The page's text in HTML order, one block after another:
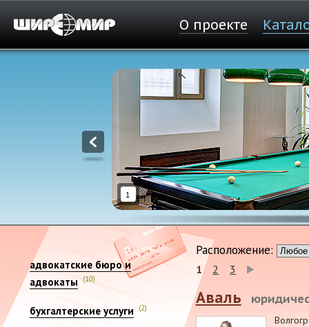
О проекте
1
адвокатские бюро и
адвокаты
(10)
бухгалтерские услуги (2)
Расположение:
1 2 3
Аваль